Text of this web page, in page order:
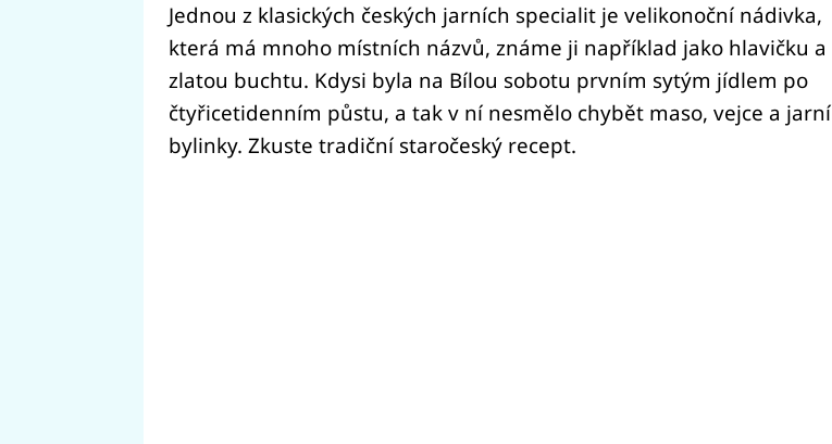
Jednou z klasických českých jarních specialit je velikonoční nádivka,
která má mnoho místních názvů, známe ji například jako hlavičku a
zlatou buchtu. Kdysi byla na Bílou sobotu prvním sytým jídlem po
čtyřicetidenním půstu, a tak v ní nesmělo chybět maso, vejce a jarní
bylinky. Zkuste tradiční staročeský recept.